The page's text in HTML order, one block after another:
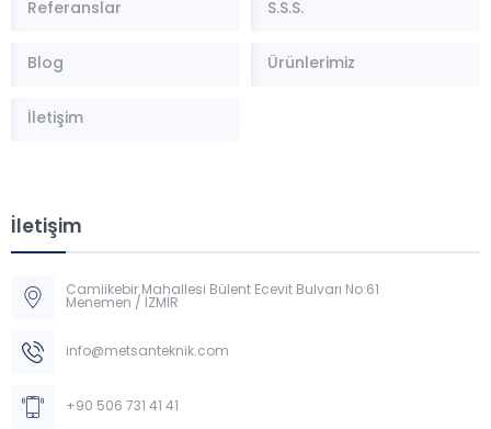
Referanslar S.S.S.
Blog Ürünlerimiz
İletişim
İletişim
Camiikebir Mahallesi Bülent Ecevit Bulvarı No:61
Menemen / İZMİR
info@metsanteknik.com
+90 506 731 41 41